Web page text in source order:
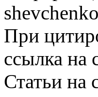
При
ссылка на
Статьи на